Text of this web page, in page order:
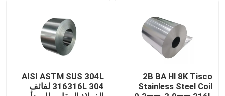
أسلاك لحام الفولاذ المقاوم للصدأ
قناة الفولاذ المقاوم للصدأ
لفائف الصلب الكربوني
2B BA Hl 8K Tisco
Stainless Steel Coil
AISI ASTM SUS 304L
316316L 304 لفائف